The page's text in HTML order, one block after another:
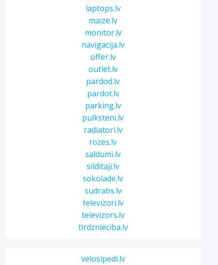
laptops.lv
maize.lv
monitor.lv
navigacija.lv
offer.lv
outlet.lv
pardod.lv
pardot.lv
parking.lv
pulksteni.lv
radiatori.lv
rozes.lv
saldumi.lv
silditaji.lv
sokolade.lv
sudrabs.lv
televizori.lv
televizors.lv
tirdznieciba.lv
velosipedi.lv